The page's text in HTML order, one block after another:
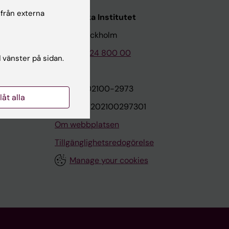
Karolinska Institutet
171 77 Stockholm
Tel: 08-524 800 00
Org.nr: 202100-2973
VAT.nr: SE202100297301
Om webbplatsen
Tillgänglighetsredogörelse
Manage your cookies
externa
på sidan.
alla